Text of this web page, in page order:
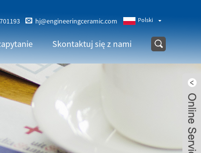
Polski
hj@engineeringceramic.com
Skontaktuj się z nami